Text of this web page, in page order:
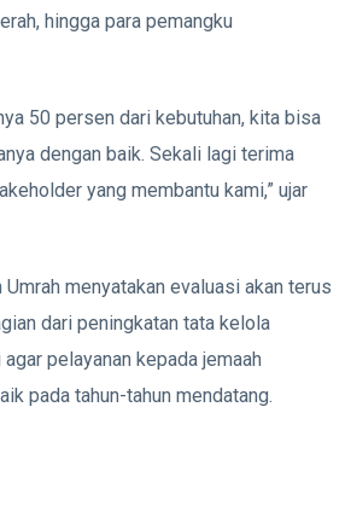
hingga para pemangku
50 persen dari kebutuhan, kita bisa
dengan baik. Sekali lagi terima
yang membantu kami,” ujar
menyatakan evaluasi akan terus
dari peningkatan tata kelola
pelayanan kepada jemaah
pada tahun-tahun mendatang.